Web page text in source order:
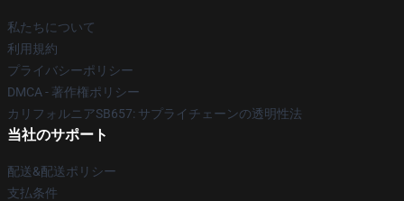
私たちについて
利用規約
プライバシーポリシー
DMCA - 著作権ポリシー
カリフォルニアSB657: サプライチェーンの透明性法
当社のサポート
配送&配送ポリシー
支払条件